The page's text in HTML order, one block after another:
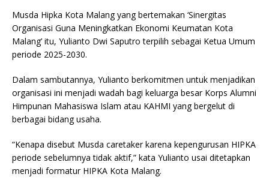
Musda Hipka Kota Malang yang bertemakan ‘Sinergitas
Organisasi Guna Meningkatkan Ekonomi Keumatan Kota
Malang’ itu, Yulianto Dwi Saputro terpilih sebagai Ketua Umum
periode 2025-2030.
Dalam sambutannya, Yulianto berkomitmen untuk menjadikan
organisasi ini menjadi wadah bagi keluarga besar Korps Alumni
Himpunan Mahasiswa Islam atau KAHMI yang bergelut di
berbagai bidang usaha.
“Kenapa disebut Musda caretaker karena kepengurusan HIPKA
periode sebelumnya tidak aktif,” kata Yulianto usai ditetapkan
menjadi formatur HIPKA Kota Malang.